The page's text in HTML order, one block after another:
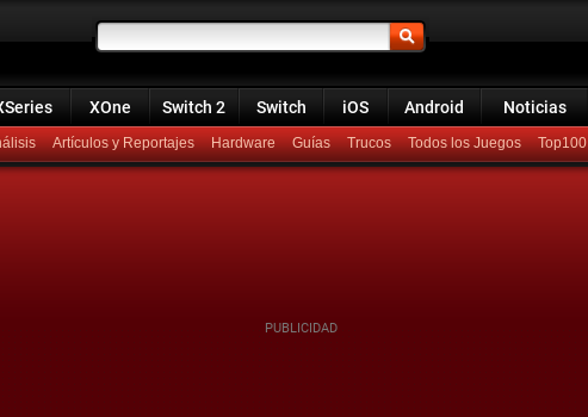
XOne Switch 2 Switch iOS Android Noticias
Artículos y Reportajes Hardware Guías Trucos Todos los Juegos Top100